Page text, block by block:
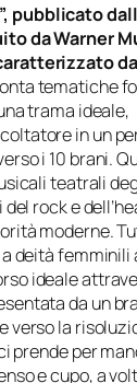
pubblicato
da Warner
tematiche
trama ideale,
in un
i 10 brani.
teatrali
rock e
moderne.
deità femminili
ideale
da un
verso la
prende per
e cupo, a